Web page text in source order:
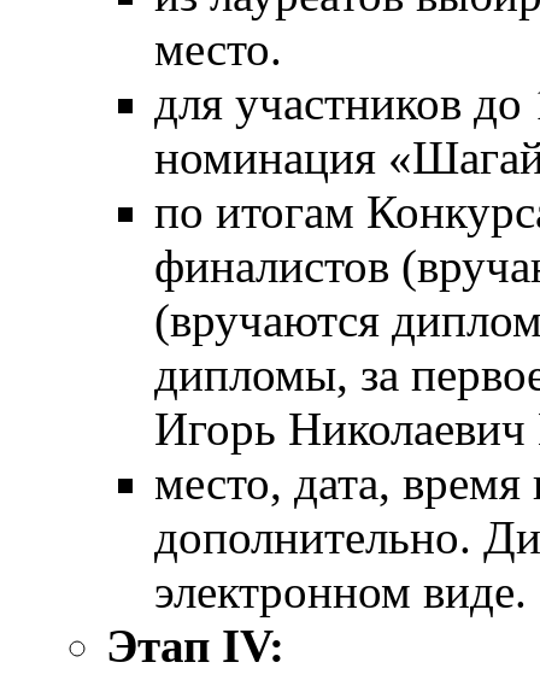
место.
для участников до
номинация
по итогам
финалистов
(вручаются
дипломы, за
Игорь
место, дата,
дополнительно.
электронном виде.
Этап IV: